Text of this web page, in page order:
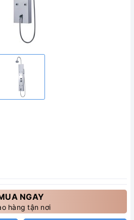
NGAY
hàng tận nơi